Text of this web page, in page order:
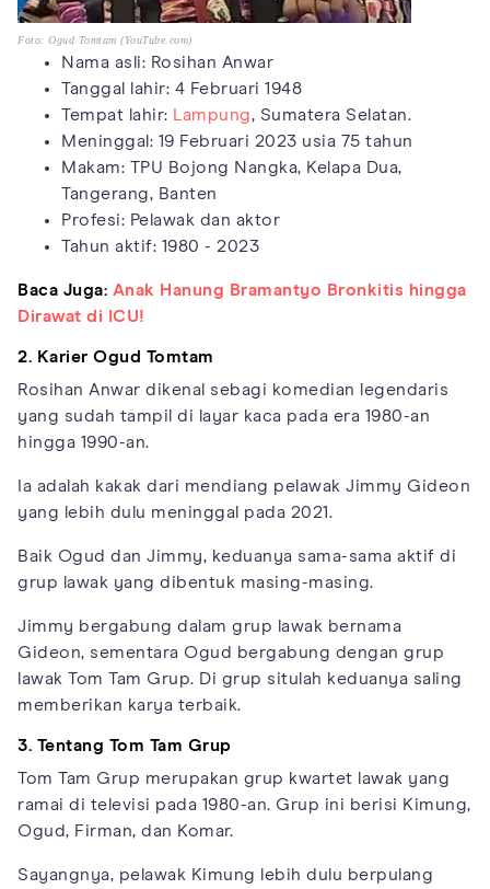
Foto: Ogud Tomtam (YouTube.com)
Nama asli: Rosihan Anwar
Tanggal lahir: 4 Februari 1948
Tempat lahir: Lampung, Sumatera Selatan.
Meninggal: 19 Februari 2023 usia 75 tahun
Makam: TPU Bojong Nangka, Kelapa Dua,
Tangerang, Banten
Profesi: Pelawak dan aktor
Tahun aktif: 1980 - 2023
Baca Juga: Anak Hanung Bramantyo Bronkitis hingga
Dirawat di ICU!
2. Karier Ogud Tomtam
Rosihan Anwar dikenal sebagi komedian legendaris
yang sudah tampil di layar kaca pada era 1980-an
hingga 1990-an.
Ia adalah kakak dari mendiang pelawak Jimmy Gideon
yang lebih dulu meninggal pada 2021.
Baik Ogud dan Jimmy, keduanya sama-sama aktif di
grup lawak yang dibentuk masing-masing.
Jimmy bergabung dalam grup lawak bernama
Gideon, sementara Ogud bergabung dengan grup
lawak Tom Tam Grup. Di grup situlah keduanya saling
memberikan karya terbaik.
3. Tentang Tom Tam Grup
Tom Tam Grup merupakan grup kwartet lawak yang
ramai di televisi pada 1980-an. Grup ini berisi Kimung,
Ogud, Firman, dan Komar.
Sayangnya, pelawak Kimung lebih dulu berpulang